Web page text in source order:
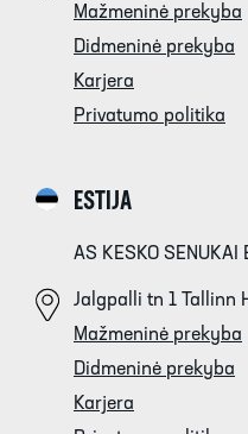
Mažmeninė prekyba
Didmeninė prekyba
Karjera
Privatumo politika
ESTIJA
AS KESKO SENUKAI
Jalgpalli tn 1 Tallinn
Mažmeninė prekyba
Didmeninė prekyba
Karjera